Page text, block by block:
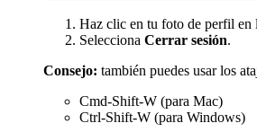
Haz clic en tu foto de perfil en
Selecciona Cerrar sesión.
Consejo: también puedes usar los
Cmd-Shift-W (para Mac)
Ctrl-Shift-W (para Windows)